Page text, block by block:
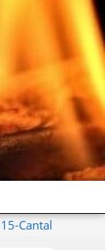
15-Cantal